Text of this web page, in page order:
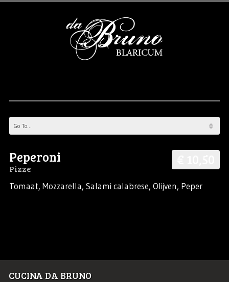
Peperoni
Pizze
Tomaat, Mozzarella, Salami calabrese, Olijven, Peper
CUCINA DA BRUNO